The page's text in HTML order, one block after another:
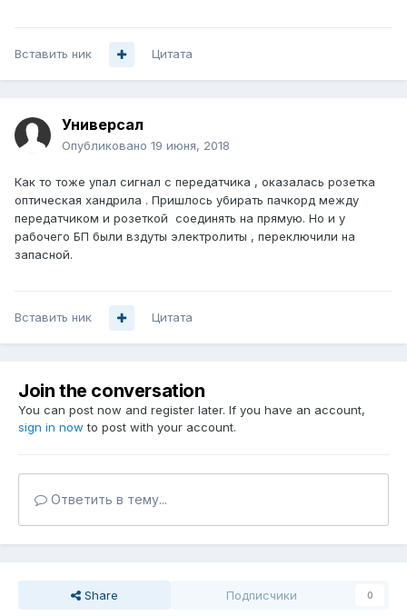
Вставить ник Цитата
Универсал
Опубликовано 19 июня, 2018
Как то тоже упал сигнал с передатчика , оказалась розетка
оптическая хандрила . Пришлось убирать пачкорд между
передатчиком и розеткой соединять на прямую. Но и у
рабочего БП были вздуты электролиты , переключили на
запасной.
Вставить ник Цитата
Join the conversation
You can post now and register later. If you have an account,
sign in now to post with your account.
Ответить в тему...
Share Подписчики 0